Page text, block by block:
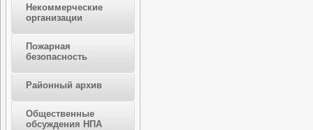
Некоммерческие
организации
Пожарная
безопасность
Районный архив
Общественные
обсуждения НПА